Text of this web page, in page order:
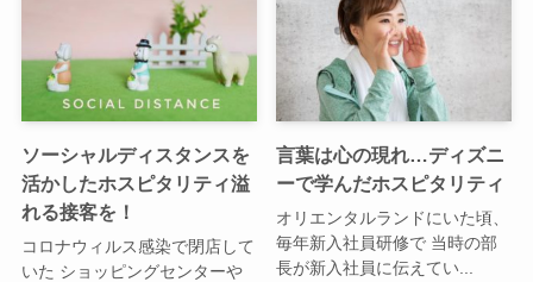
ソーシャルディスタンスを
活かしたホスピタリティ溢
れる接客を！
コロナウィルス感染で閉店して
いた ショッピングセンターや
言葉は心の現れ…ディズニ
ーで学んだホスピタリティ
オリエンタルランドにいた頃、
毎年新入社員研修で 当時の部
長が新入社員に伝えてい...